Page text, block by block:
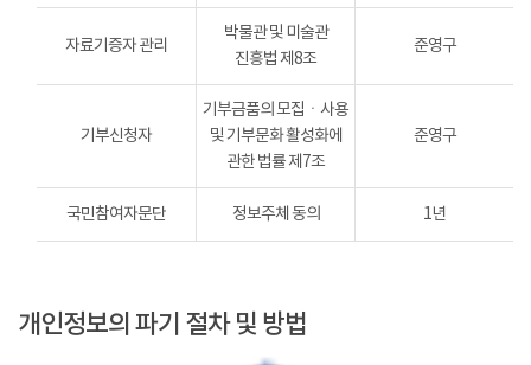
자료기증자 관리
박물관 및 미술관
진흥법 제8조
준영구
기부신청자
기부금품의 모집ㆍ사용
및 기부문화 활성화에
관한 법률 제7조
준영구
국민참여자문단 정보주체 동의 1년
개인정보의 파기 절차 및 방법